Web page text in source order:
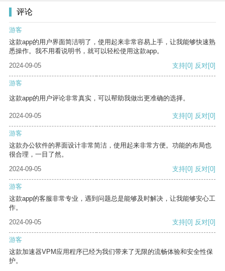
评论
游客
这款app的用户界面简洁明了，使用起来非常容易上手，让我能够快速熟
悉操作。我不用看说明书，就可以轻松使用这款app。
2024-09-05
支持[0] 反对[0]
游客
这款app的用户评论非常真实，可以帮助我做出更准确的选择。
2024-09-05 支持[0] 反对[0]
游客
这款办公软件的界面设计非常简洁，使用起来非常方便。功能的布局也
很合理，一目了然。
2024-09-05
支持[0] 反对[0]
游客
这款app的客服非常专业，遇到问题总是能够及时解决，让我能够安心工
作。
2024-09-05
支持[0] 反对[0]
游客
这款加速器VPM应用程序已经为我们带来了无限的流畅体验和安全性保
护。